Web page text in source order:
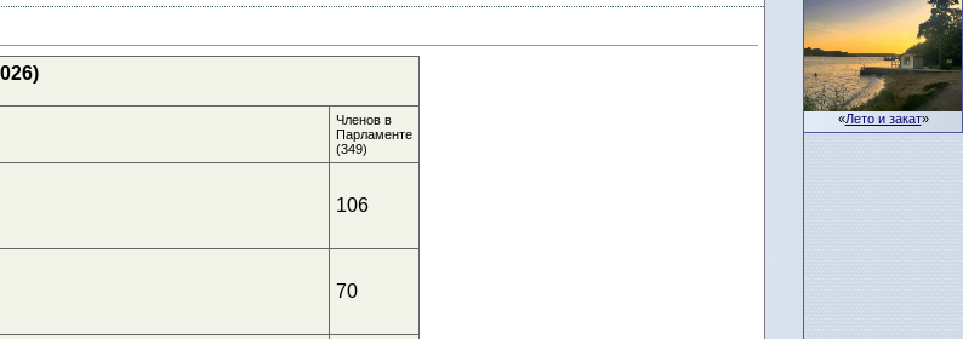
«Лето и закат»
Членов в
Парламенте
(349)
106
70